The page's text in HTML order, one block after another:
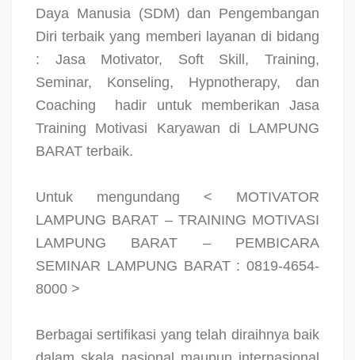
Daya Manusia (SDM) dan Pengembangan
Diri terbaik yang memberi layanan di bidang
: Jasa Motivator, Soft Skill, Training,
Seminar, Konseling, Hypnotherapy, dan
Coaching
hadir untuk memberikan Jasa
Training Motivasi Karyawan di LAMPUNG
BARAT terbaik.
Untuk mengundang < MOTIVATOR
LAMPUNG BARAT – TRAINING MOTIVASI
LAMPUNG BARAT – PEMBICARA
SEMINAR LAMPUNG BARAT : 0819-4654-
8000 >
Berbagai sertifikasi yang telah diraihnya baik